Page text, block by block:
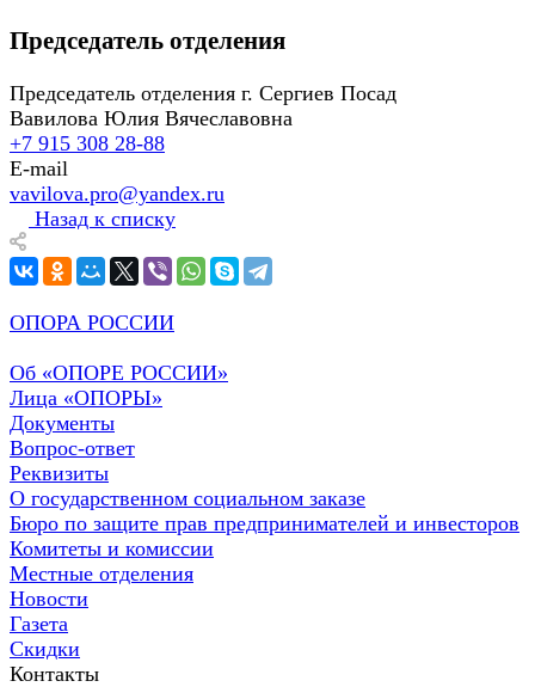
Председатель отделения
Председатель отделения г. Сергиев Посад
Вавилова Юлия Вячеславовна
+7 915 308 28-88
E-mail
vavilova.pro@yandex.ru
Назад к списку
ОПОРА РОССИИ
Об «ОПОРЕ РОССИИ»
Лица «ОПОРЫ»
Документы
Вопрос-ответ
Реквизиты
О государственном социальном заказе
Бюро по защите прав предпринимателей и инвесторов
Комитеты и комиссии
Местные отделения
Новости
Газета
Скидки
Контакты